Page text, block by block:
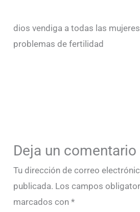
dios vendiga a todas las
problemas de fertilidad
Deja un comentario
Tu dirección de correo
publicada. Los campos
marcados con*